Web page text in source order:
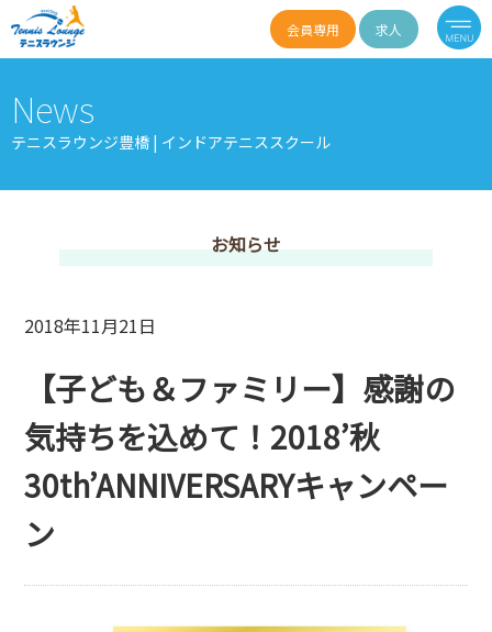
会員専用 求人
News
テニスラウンジ豊橋 | インドアテニススクール
お知らせ
2018年11月21日
【子ども＆ファミリー】感謝の
気持ちを込めて！2018’秋
30th’ANNIVERSARYキャンペー
ン